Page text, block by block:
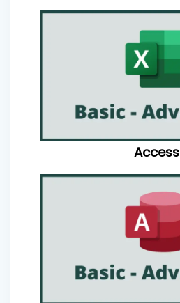
Access